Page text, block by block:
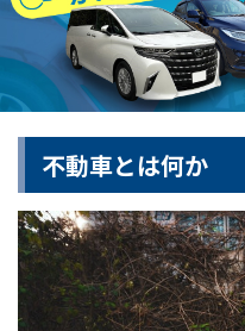
不動車とは何か